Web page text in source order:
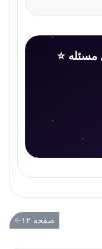
مسئله ⭐
صفحه ۱۲